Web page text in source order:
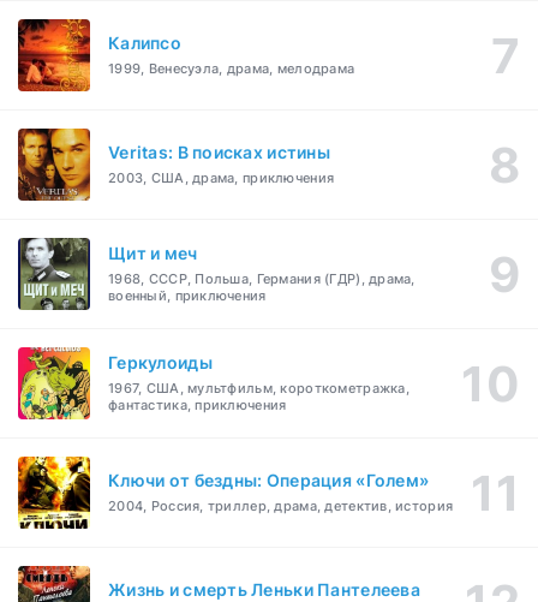
Калипсо
1999, Венесуэла, драма, мелодрама
Veritas: В поисках истины
2003, США, драма, приключения
Щит и меч
1968, СССР, Польша, Германия (ГДР), драма,
военный, приключения
Геркулоиды
1967, США, мультфильм, короткометражка,
фантастика, приключения
Ключи от бездны: Операция «Голем»
2004, Россия, триллер, драма, детектив, история
Жизнь и смерть Леньки Пантелеева